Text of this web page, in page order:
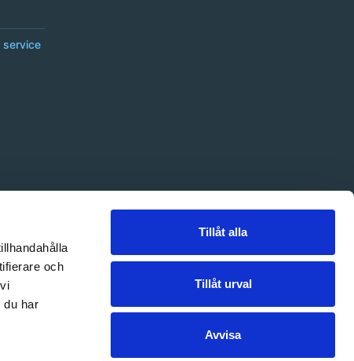
och
du har
Tillåt alla
Tillåt urval
Avvisa
service